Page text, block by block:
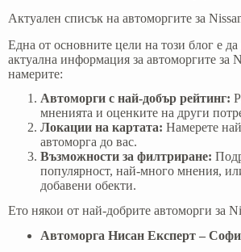
Актуален списък на автоморгите за
Една от основните цели на този блог е
актуална информация за автоморгите за
намерите:
Автоморги с най-добър рейтинг:
мненията и оценките на други
Локации на картата: Намерете
автоморга до вас.
Възможности за филтриране:
популярност, най-много мнения,
добавени обекти.
Ето някои от най-добрите автоморги за
Автоморга Нисан Експерт –